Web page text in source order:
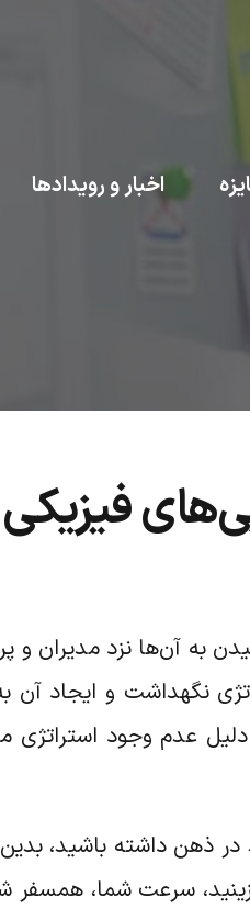
اخبار و رویدادها
آن‌ها نزد مدیران و
نگهداشت و
عدم وجود استراتژی
ذهن داشته باشید،
سرعت شما، همسفر